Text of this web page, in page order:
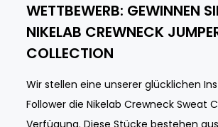
WETTBEWERB: GEWINNEN
NIKELAB CREWNECK
COLLECTION
Wir stellen eine unserer glücklichen
Follower die Nikelab Crewneck Sweat
Verfügung. Diese Stücke bestehen